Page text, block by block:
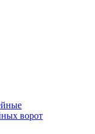
ворот